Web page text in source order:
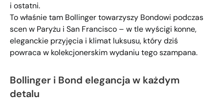
i ostatni.
To właśnie tam Bollinger towarzyszy Bondowi podczas
scen w Paryżu i San Francisco – w tle wyścigi konne,
eleganckie przyjęcia i klimat luksusu, który dziś
powraca w kolekcjonerskim wydaniu tego szampana.
Bollinger i Bond elegancja w każdym
detalu